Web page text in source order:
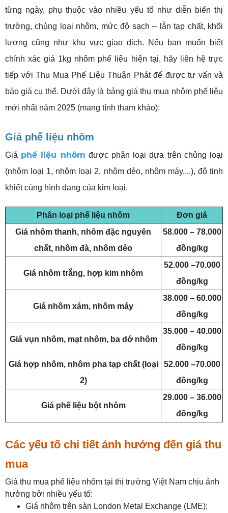
từng ngày, phụ thuộc vào nhiều yếu tố như diễn biến thị
trường, chủng loại nhôm, mức độ sạch – lẫn tạp chất, khối
lượng cũng như khu vực giao dịch. Nếu bạn muốn biết
chính xác giá 1kg nhôm phế liệu hiện tại, hãy liên hệ trực
tiếp với Thu Mua Phế Liệu Thuận Phát để được tư vấn và
báo giá cụ thể. Dưới đây là bảng giá thu mua nhôm phế liệu
mới nhất năm 2025 (mang tính tham khảo):
Giá phế liệu nhôm
Giá phế liệu nhôm được phân loại dựa trên chủng loại
(nhôm loại 1, nhôm loại 2, nhôm dẻo, nhôm máy,...), độ tinh
khiết cùng hình dạng của kim loại.
Phân loại phế liệu nhôm
Đơn giá
Giá nhôm thanh, nhôm đặc nguyên
chất, nhôm đà, nhôm dẻo
58.000 – 78.000
đồng/kg
Giá nhôm trắng, hợp kim nhôm
52.000 –70.000
đồng/kg
Giá nhôm xám, nhôm máy
38.000 – 60.000
đồng/kg
Giá vụn nhôm, mạt nhôm, ba dớ nhôm
35.000 – 40.000
đồng/kg
Giá hợp nhôm, nhôm pha tạp chất (loại
2)
52.000 –70.000
đồng/kg
Giá phế liệu bột nhôm
29.000 – 36.000
đồng/kg
Các yếu tố chi tiết ảnh hưởng đến giá thu
mua
Giá thu mua phế liệu nhôm tại thị trường Việt Nam chịu ảnh
hưởng bởi nhiều yếu tố:
Giá nhôm trên sàn London Metal Exchange (LME):